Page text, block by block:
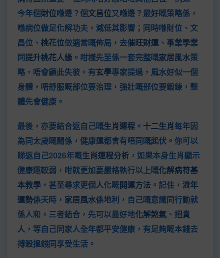
今年個財位喺邊？個文昌位又喺邊？最好嘅策略係，
喺病位做足化解功夫，減低其影響；同時喺財位、文
昌位、 桃花位做適當嘅佈局，去催旺財運 、 事業學業
同提升桃花人緣 。咁樣先至係一套完整嘅家居風水策
略，唔會顧此失彼。有玄學專家提過，風水好似一個
身體，唔舒服嘅部位要治理，強壯嘅部位要鍛鍊，整
體先會健康。
最後，亦要結合返自己嘅生肖運程 。 十二生肖每年因
為同太歲嘅關係，健康運都會有唔同嘅起伏。你可以
睇返自己2026年嘅生肖運程分析 ，如果本身生肖顯示
健康運較弱，咁就更加要嚴格執行以上嘅化解病符基
本教學 ，甚至尋求更個人化嘅開運方法 。記住， 流年
運勢係天時， 家居風水係地利，自己嘅意識同行動就
係人和。三者結合，先可以最好地化解煞氣 、 招貴
人 ，等自己同家人全年都平安健康，有足夠嘅本錢去
搏殺搵錢同享受生活。